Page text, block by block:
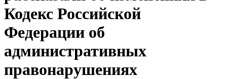
Кодекс Российской
Федерации об
административных
правонарушениях